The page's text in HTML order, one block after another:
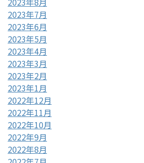
2023年7月
2023年6月
2023年5月
2023年4月
2023年3月
2023年2月
2023年1月
2022年12月
2022年11月
2022年10月
2022年9月
2022年8月